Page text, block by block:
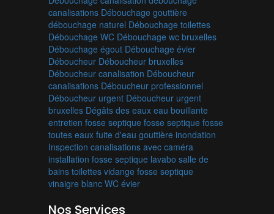
canalisations Débouchage gouttière
débouchage naturel Débouchage toilettes
Débouchage WC Débouchage wc bruxelles
Débouchage égout Débouchage évier
Déboucheur Déboucheur bruxelles
Déboucheur canalisation Déboucheur
canalisations Déboucheur professionnel
Déboucheur urgent Déboucheur urgent
bruxelles Dégâts des eaux eau bouillante
entretien fosse septique fosse septique fosse
toutes eaux fuite d'eau gouttière inondation
Inspection canalisations avec caméra
installation fosse septique lavabo salle de
bains toilettes vidange fosse septique
vinaigre blanc WC évier
Nos Services